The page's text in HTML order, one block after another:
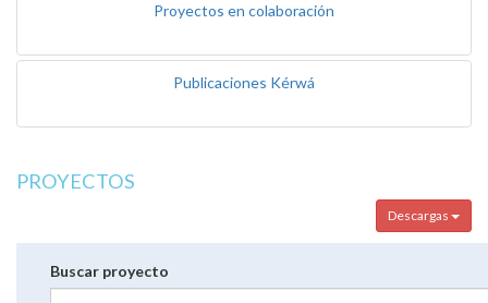
Proyectos en colaboración
Publicaciones Kérwá
PROYECTOS
Descargas
Buscar proyecto